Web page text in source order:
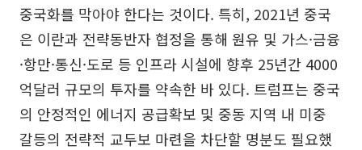
중국화를 막아야 한다는 것이다. 특히, 2021년 중국
은 이란과 전략동반자 협정을 통해 원유 및 가스·금융
·항만·통신·도로 등 인프라 시설에 향후 25년간 4000
억달러 규모의 투자를 약속한 바 있다. 트럼프는 중국
의 안정적인 에너지 공급확보 및 중동 지역 내 미중
갈등의 전략적 교두보 마련을 차단할 명분도 필요했